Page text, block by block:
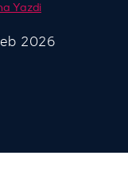
Yazdi
2026